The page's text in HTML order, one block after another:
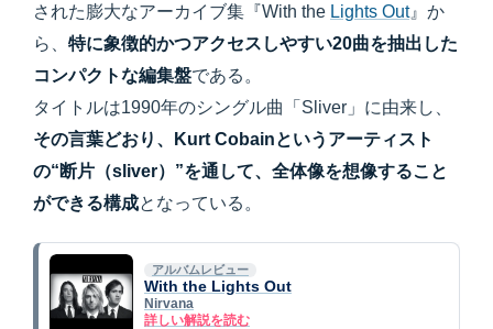
された膨大なアーカイブ集『With the Lights Out』か
ら、 特に象徴的かつアクセスしやすい20曲を抽出した
コンパクトな編集盤である。
タイトルは1990年のシングル曲「Sliver」に由来し、
その言葉どおり、Kurt Cobainというアーティスト
の“断片（sliver）”を通して、全体像を想像すること
ができる構成となっている。
アルバムレビュー
With the Lights Out
Nirvana
詳しい解説を読む